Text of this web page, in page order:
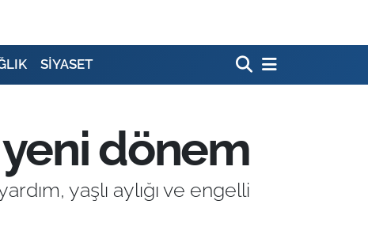
SİYASET
dönem
yaşlı aylığı ve engelli